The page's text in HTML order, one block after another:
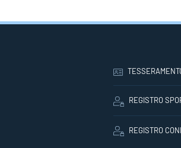
REGISTRO
REGISTRO